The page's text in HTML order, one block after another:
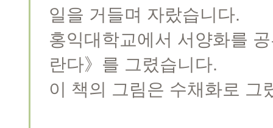
일을 거들며 자랐습니다.
홍익대학교에서 서양화를
란다》를 그렸습니다.
이 책의 그림은 수채화로 그